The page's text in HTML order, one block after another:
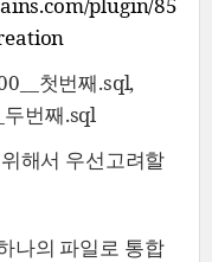
plugin/85
첫번째.sql,
번째.sql
해서 우선고려할
나의 파일로 통합